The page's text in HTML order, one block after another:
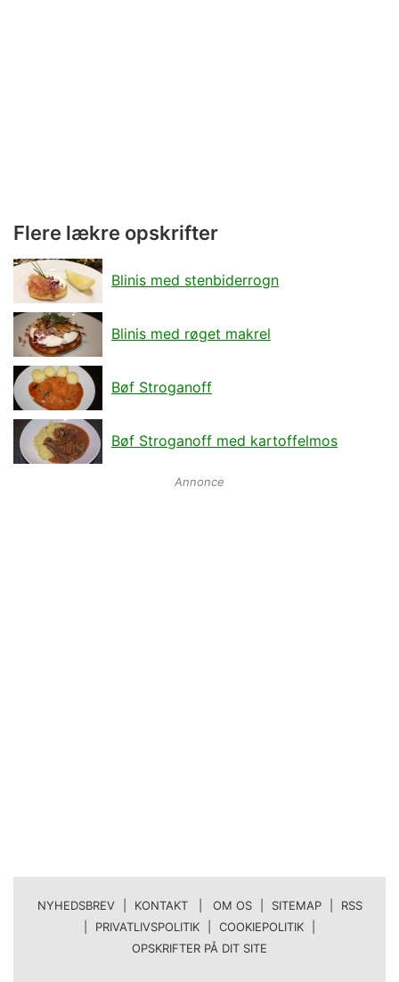
Flere lækre opskrifter
Blinis med stenbiderrogn
Blinis med røget makrel
Bøf Stroganoff
Bøf Stroganoff med kartoffelmos
Annonce
NYHEDSBREV KONTAKT | OM OS SITEMAP
RSS
PRIVATLIVSPOLITIK COOKIEPOLITIK
OPSKRIFTER PÅ DIT SITE